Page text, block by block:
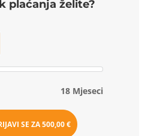
plaćanja želite?
18 Mjeseci
SE ZA500,00 €